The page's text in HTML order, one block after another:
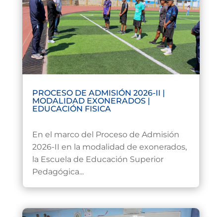
PROCESO DE ADMISIÓN 2026-II |
MODALIDAD EXONERADOS |
EDUCACIÓN FISICA
En el marco del Proceso de Admisión
2026-II en la modalidad de exonerados,
la Escuela de Educación Superior
Pedagógica...